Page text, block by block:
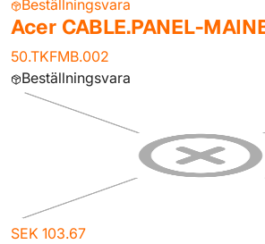
Beställningsvara
Acer CABLE.PANEL-
50.TKFMB.002
Beställningsvara
SEK 103.67